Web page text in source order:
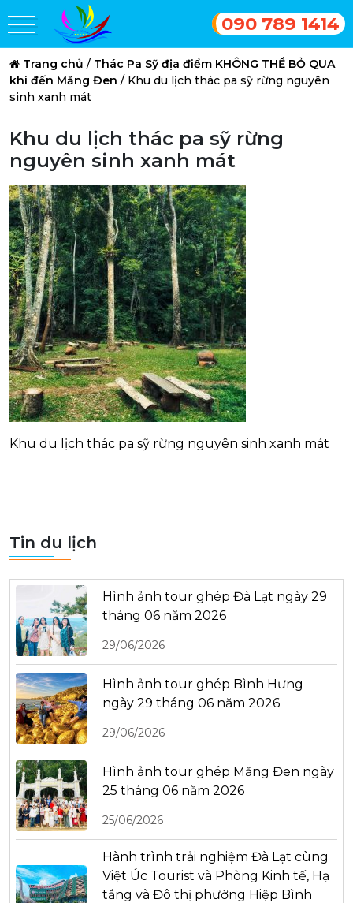
090 789 1414
Trang chủ / Thác Pa Sỹ địa điểm KHÔNG THỂ BỎ QUA
khi đến Măng Đen / Khu du lịch thác pa sỹ rừng nguyên
sinh xanh mát
Khu du lịch thác pa sỹ rừng
nguyên sinh xanh mát
Khu du lịch thác pa sỹ rừng nguyên sinh xanh mát
Tin du lịch
Hình ảnh tour ghép Đà Lạt ngày 29
tháng 06 năm 2026
29/06/2026
Hình ảnh tour ghép Bình Hưng
ngày 29 tháng 06 năm 2026
29/06/2026
Hình ảnh tour ghép Măng Đen ngày
25 tháng 06 năm 2026
25/06/2026
Hành trình trải nghiệm Đà Lạt cùng
Việt Úc Tourist và Phòng Kinh tế, Hạ
tầng và Đô thị phường Hiệp Bình